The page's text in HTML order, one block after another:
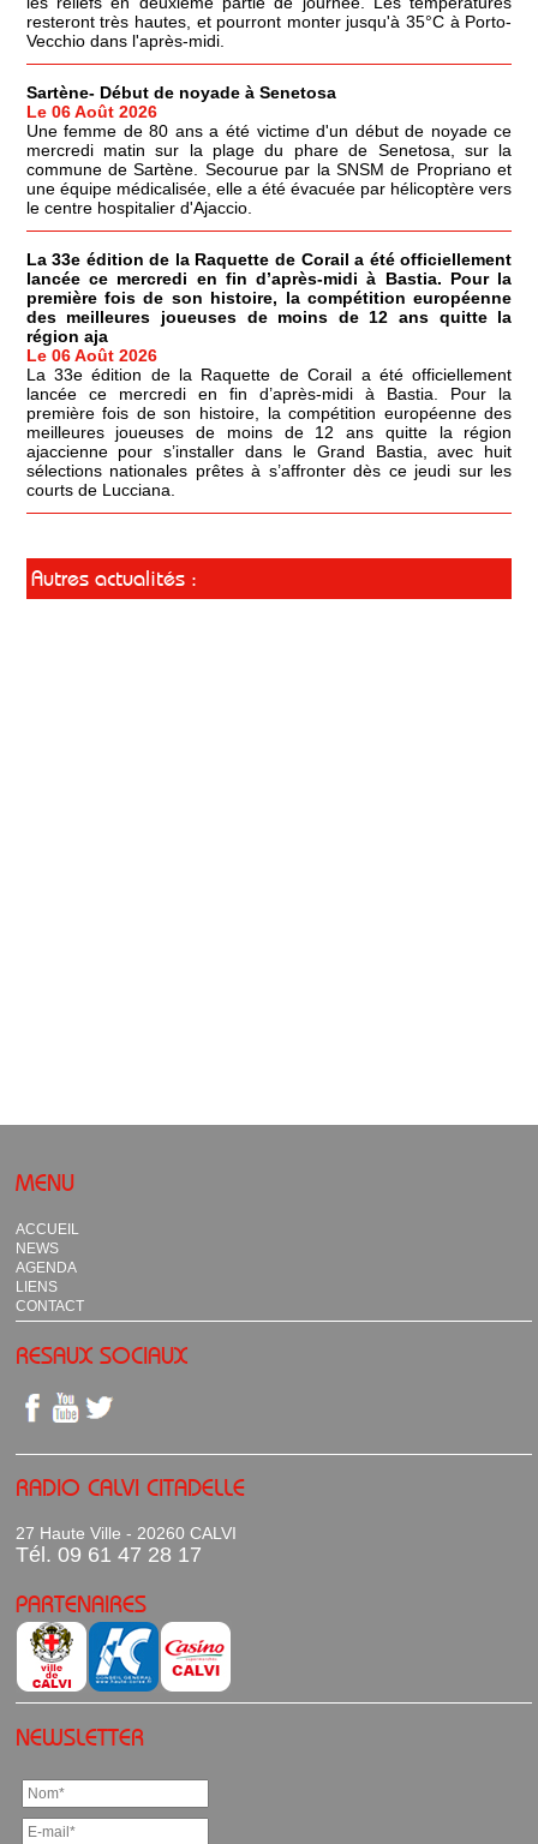
resteront très hautes, et pourront monter jusqu'à 35°C à Porto-
Vecchio dans l'après-midi.
Sartène- Début de noyade à Senetosa
Le 06 Août 2026
Une femme de 80 ans a été victime d'un début de noyade ce
mercredi matin sur la plage du phare de Senetosa, sur la
commune de Sartène. Secourue par la SNSM de Propriano et
une équipe médicalisée, elle a été évacuée par hélicoptère vers
le centre hospitalier d'Ajaccio.
La 33e édition de la Raquette de Corail a été officiellement
lancée ce mercredi en fin d’après-midi à Bastia. Pour la
première fois de son histoire, la compétition européenne
des meilleures joueuses de moins de 12 ans quitte la
région aja
Le 06 Août 2026
La 33e édition de la Raquette de Corail a été officiellement
lancée ce mercredi en fin d’après-midi à Bastia. Pour la
première fois de son histoire, la compétition européenne des
meilleures joueuses de moins de 12 ans quitte la région
ajaccienne pour s’installer dans le Grand Bastia, avec huit
sélections nationales prêtes à s’affronter dès ce jeudi sur les
courts de Lucciana.
Autres actualités :
MENU
ACCUEIL
NEWS
AGENDA
LIENS
CONTACT
RESAUX SOCIAUX
RADIO CALVI CITADELLE
27 Haute Ville - 20260 CALVI
Tél. 09 61 47 28 17
PARTENAIRES
NEWSLETTER